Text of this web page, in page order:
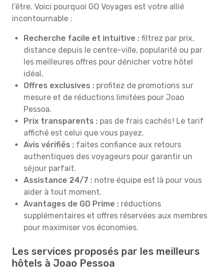
l’être. Voici pourquoi GO Voyages est votre allié
incontournable :
Recherche facile et intuitive : filtrez par prix,
distance depuis le centre-ville, popularité ou par
les meilleures offres pour dénicher votre hôtel
idéal.
Offres exclusives : profitez de promotions sur
mesure et de réductions limitées pour Joao
Pessoa.
Prix transparents : pas de frais cachés ! Le tarif
affiché est celui que vous payez.
Avis vérifiés : faites confiance aux retours
authentiques des voyageurs pour garantir un
séjour parfait.
Assistance 24/7 : notre équipe est là pour vous
aider à tout moment.
Avantages de GO Prime : réductions
supplémentaires et offres réservées aux membres
pour maximiser vos économies.
Les services proposés par les meilleurs
hôtels à Joao Pessoa